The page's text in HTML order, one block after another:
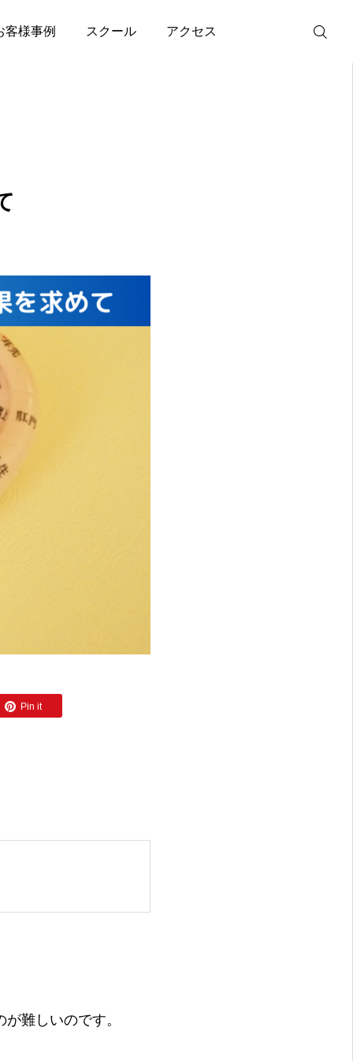
客様事例 スクール アクセス
Pin it
難しいのです。